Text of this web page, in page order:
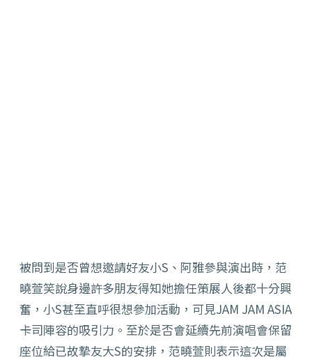
被問到是否曾想邀請好友小S、阿雅參與演出時，范
曉萱笑說身邊許多朋友得知她擔任策展人後都十分興
奮，小S甚至直呼很想參加活動，可見JAM JAM ASIA
卡司陣容的吸引力。至於是否會延續先前演唱會保留
座位給已故摯友大S的安排，范曉萱則表示這次是屬